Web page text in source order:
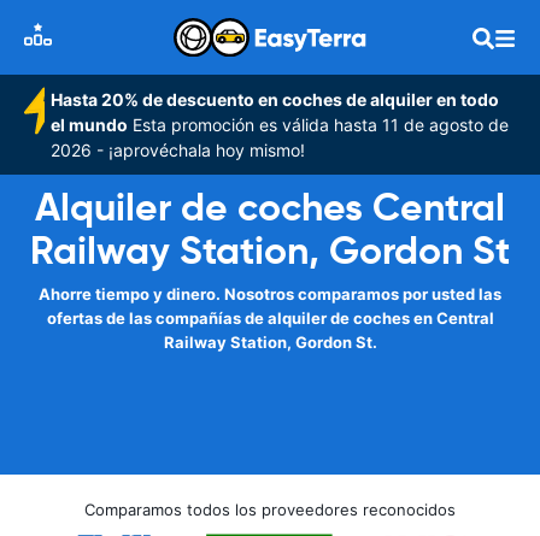
Hasta 20% de descuento en coches de alquiler en todo
el mundo Esta promoción es válida hasta 11 de agosto de
2026 - ¡aprovéchala hoy mismo!
Alquiler de coches Central
Railway Station, Gordon St
Ahorre tiempo y dinero. Nosotros comparamos por usted las
ofertas de las compañías de alquiler de coches en Central
Railway Station, Gordon St.
Comparamos todos los proveedores reconocidos